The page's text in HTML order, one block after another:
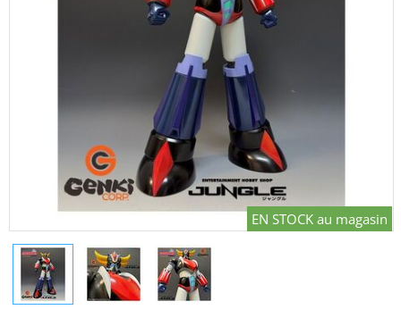
EN STOCK au magasin